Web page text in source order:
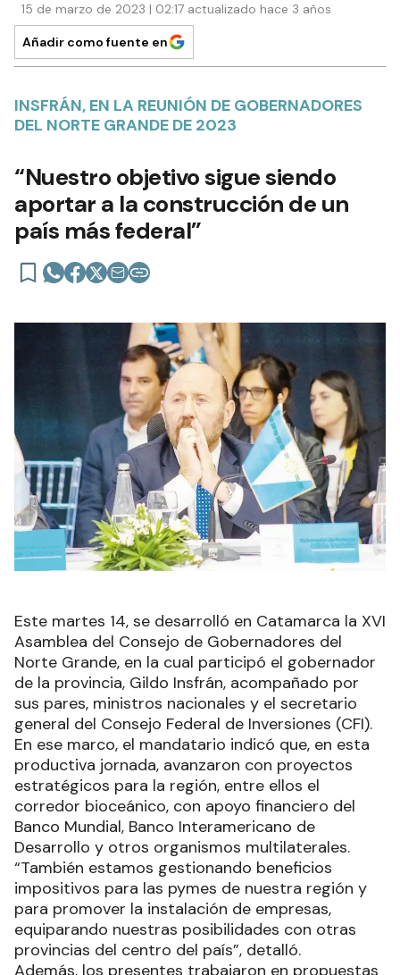
15 de marzo de 2023 | 02:17 actualizado hace 3 años
Añadir como fuente en
INSFRÁN, EN LA REUNIÓN DE GOBERNADORES
DEL NORTE GRANDE DE 2023
“Nuestro objetivo sigue siendo
aportar a la construcción de un
país más federal”
Este martes 14, se desarrolló en Catamarca la XVI
Asamblea del Consejo de Gobernadores del
Norte Grande, en la cual participó el gobernador
de la provincia, Gildo Insfrán, acompañado por
sus pares, ministros nacionales y el secretario
general del Consejo Federal de Inversiones (CFI).
En ese marco, el mandatario indicó que, en esta
productiva jornada, avanzaron con proyectos
estratégicos para la región, entre ellos el
corredor bioceánico, con apoyo financiero del
Banco Mundial, Banco Interamericano de
Desarrollo y otros organismos multilaterales.
“También estamos gestionando beneficios
impositivos para las pymes de nuestra región y
para promover la instalación de empresas,
equiparando nuestras posibilidades con otras
provincias del centro del país”, detalló.
Además, los presentes trabajaron en propuestas